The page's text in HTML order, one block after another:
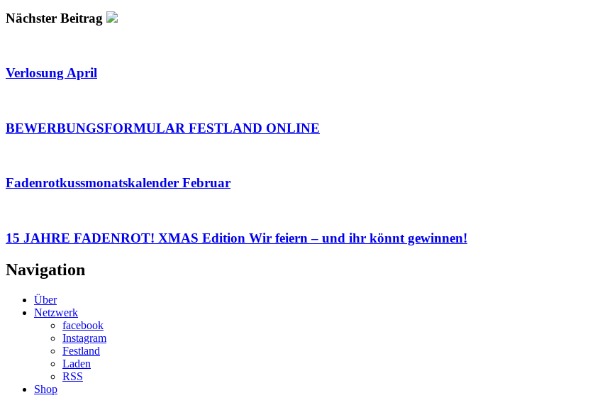
Nächster Beitrag
Verlosung April
BEWERBUNGSFORMULAR FESTLAND ONLINE
Fadenrotkussmonatskalender Februar
15 JAHRE FADENROT! XMAS Edition Wir feiern – und ihr könnt gewinnen!
Navigation
Über
Netzwerk
facebook
Instagram
Festland
Laden
RSS
Shop